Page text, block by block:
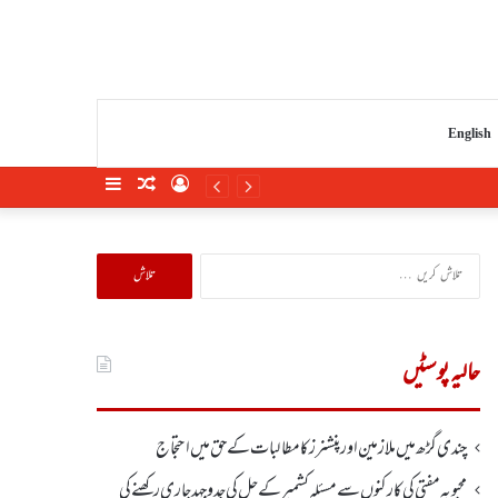
English
SidebarRandomLog
تلاش
کریں
حالیہ پوسٹیں
چندی گڑھ میں ملازمین اور پنشنرز کا مطالبات کے حق میں احتجاج